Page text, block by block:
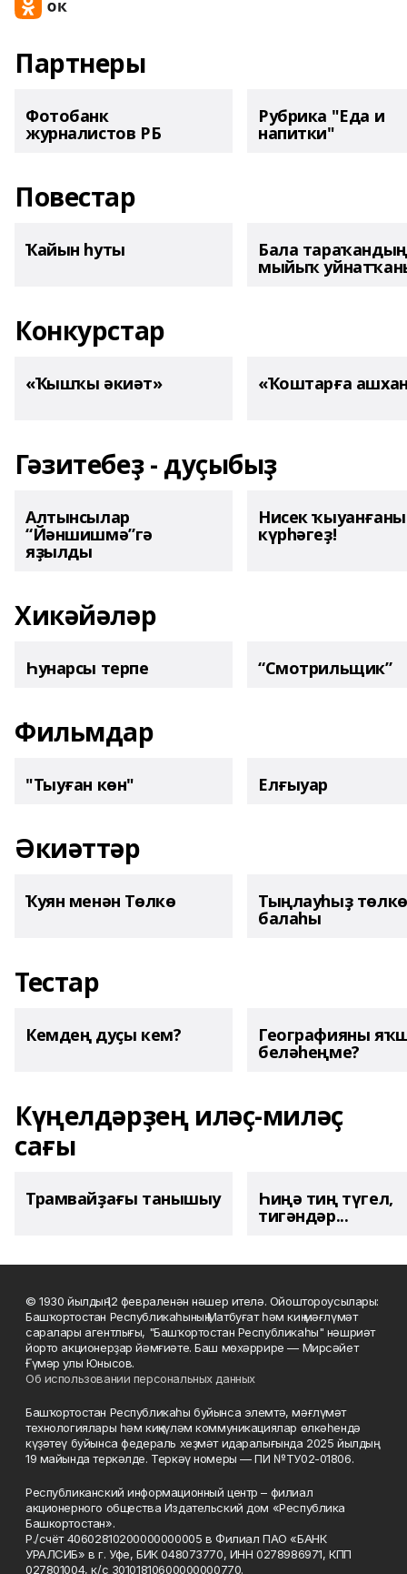
Партнеры
Фотобанк
журналистов РБ
Рубрика "Еда и
напитки"
Повестар
Ҡайын һуты Бала тараҡандың
мыйыҡ
Конкурстар
«Ҡышҡы әкиәт» «Ҡоштарға
Гәзитебеҙ - дуҫыбыҙ
Алтынсылар
“Йәншишмә”гә
яҙылды
Нисек
күрһәгеҙ!
Хикәйәләр
Һунарсы терпе “Смотрильщик”
Фильмдар
"Тыуған көн" Елғыуар
Әкиәттәр
Ҡуян менән Төлкө Тыңлауһыҙ төлкө
балаһы
Тестар
Кемдең дуҫы кем? Географияны
беләһеңме?
Күңелдәрҙең иләҫ-миләҫ
сағы
Трамвайҙағы танышыу Һиңә тиң түгел,
тигәндәр...
© 1930 йылдың 12 февраленән нәшер ителә. Ойоштороусылары:
Башҡортостан Республикаһының Матбуғат һәм киң мәғлүмәт
саралары агентлығы, "Башҡортостан Республикаһы" нәшриәт
йорто акционерҙар йәмғиәте. Баш мөхәррире — Мирсәйет
Ғүмәр улы Юнысов.
Об использовании персональных данных
Башҡортостан Республикаһы буйынса элемтә, мәғлүмәт
технологиялары һәм киңкүләм коммуникациялар өлкәһендә
күҙәтеү буйынса федераль хеҙмәт идаралығында 2025 йылдың
19 майында теркәлде. Теркәү номеры — ПИ №ТУ02-01806.
Республиканский информационный центр – филиал
акционерного общества Издательский дом «Республика
Башкортостан».
Р./счёт 40602810200000000005 в Филиал ПАО «БАНК
УРАЛСИБ» в г. Уфе, БИК 048073770, ИНН 0278986971, КПП
027801004, к/с 30101810600000000770.